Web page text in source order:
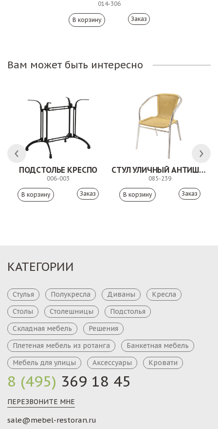
014-306
Заказ
Вам может быть интересно
ПОДСТОЛЬЕ КРЕСПО
006-003
Заказ
СТУЛ УЛИЧНЫЙ АНТИШОН
085-239
Заказ
8 (495) 369 18 45
ПЕРЕЗВОНИТЕ МНЕ
sale@mebel-restoran.ru
КАТЕГОРИИ
Стулья Полукресла Диваны
Кресла
Столы
Столешницы
Подстолья
Складная мебель
Решения
Плетеная мебель из ротанга
Банкетная мебель
Мебель для улицы
Аксессуары Кровати